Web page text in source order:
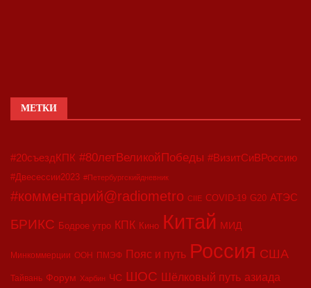
МЕТКИ
#20съездКПК #80летВеликойПобеды #ВизитСиВРоссию
#Двесессии2023 #Петербургскийдневник
#комментарий@radiometro CIIE COVID-19 G20 АТЭС
БРИКС Бодрое утро КПК Кино Китай МИД
Минкоммерции ООН ПМЭФ Пояс и путь Россия США
Тайвань Форум Харбин ЧС ШОС Шёлковый путь азиада